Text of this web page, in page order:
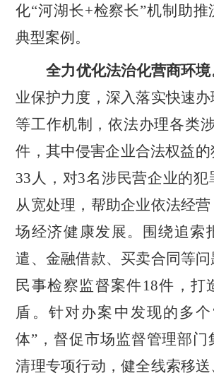
化“河湖长+检察长”机制助推
典型案例。
全力优化法治化营商环境
业保护力度，深入落实快速办
等工作机制，依法办理各类
件，其中侵害企业合法权益
33 人，对3名涉民营企业的犯
从宽处理，帮助企业依法经
场经济健康发展。
围绕追索
遣、金融借款、买卖合同等
民事检察监督案件18件，打
盾。针对办案中发现的多个
体” ，督促市场监督管理部
清理专项行动，健全线索移送